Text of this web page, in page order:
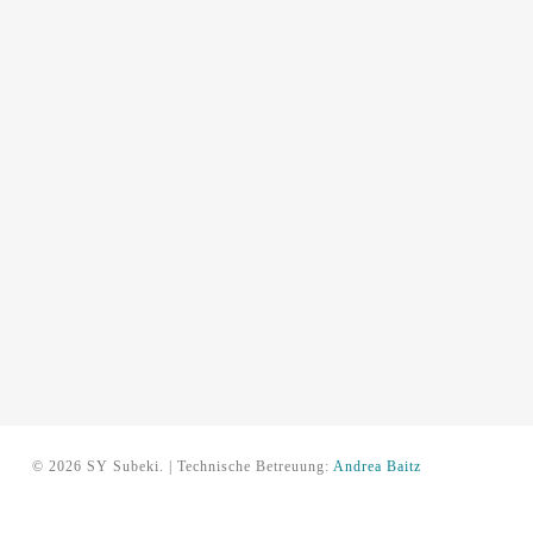
© 2026 SY Subeki. | Technische Betreuung: Andrea Baitz